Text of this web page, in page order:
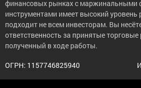
финансовых рынках с маржинальными
инструментами имеет высокий уровень
подходит не всем инвесторам. Вы
ответственность за принятые
полученный в ходе работы.
ОГРН: 1157746825940